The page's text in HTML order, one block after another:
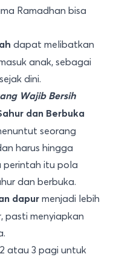
Ramadhan bisa
dapat melibatkan
anak, sebagai
dini.
Wajib Bersih
dan Berbuka
seorang
harus hingga
perintah itu pola
dan berbuka.
dapur menjadi lebih
pasti menyiapkan
atau 3 pagi untuk